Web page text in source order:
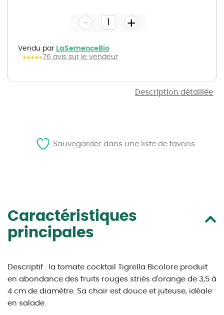
Description détaillée
gallery
Vendu par LaSemenceBio
76 avis sur le vendeur
- +
Caractéristiques
principales
Descriptif : la tomate cocktail Tigrella Bicolore produit
en abondance des fruits rouges striés d'orange de 3,5 à
4 cm de diamètre. Sa chair est douce et juteuse, idéale
en salade.
Sauvegarder dans une liste de favoris